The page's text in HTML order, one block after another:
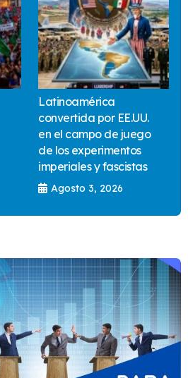
Latinoamérica
convertida por EE.UU.
en el campo de juego
de los experimentos
imperiales y fascistas
Agosto 3, 2026